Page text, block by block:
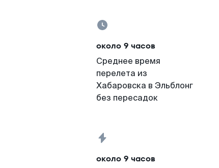
около 9 часов
Среднее время
перелета из
Хабаровска в Эльблонг
без пересадок
около 9 часов